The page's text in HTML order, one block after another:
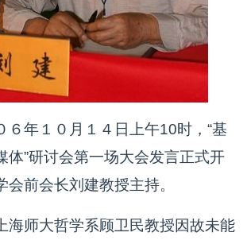
年１０月１４日上午10时，“基
体”研讨会第一场大会发言正式开
会前会长刘建教授主持。
海师大哲学系顾卫民教授因故未能